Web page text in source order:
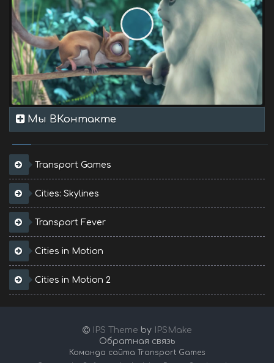
Мы ВКонтакте
Transport Games
Cities: Skylines
Transport Fever
Cities in Motion
Cities in Motion 2
IPS Theme by
IPSMake
Обратная связь
Команда сайта Transport Games